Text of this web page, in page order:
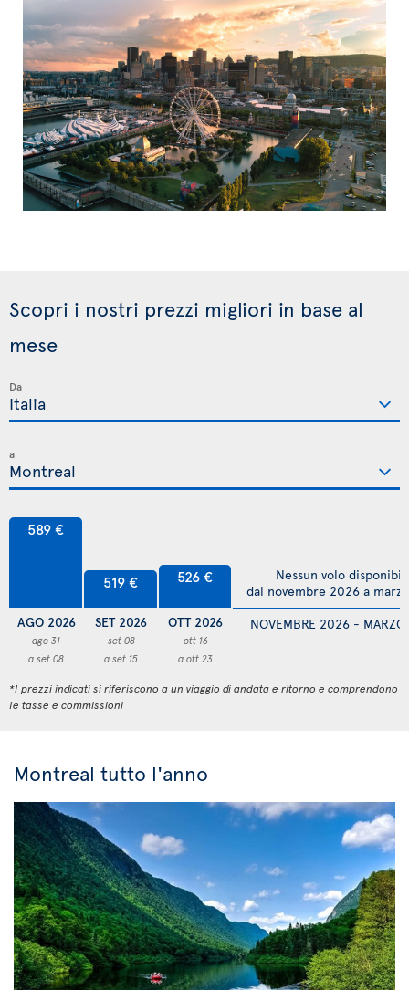
Scopri i nostri prezzi migliori in base al
mese
Da
a
589 €
AGO 2026
ago 31
a set 08
519 €
SET 2026
set 08
a set 15
526 €
OTT 2026
ott 16
a ott 23
NOVEMBRE 2026 -
Nessun volo
dal novembre 2026 a
*I prezzi indicati si riferiscono a un viaggio di andata e ritorno e comprendono
le tasse e commissioni
Montreal tutto l'anno